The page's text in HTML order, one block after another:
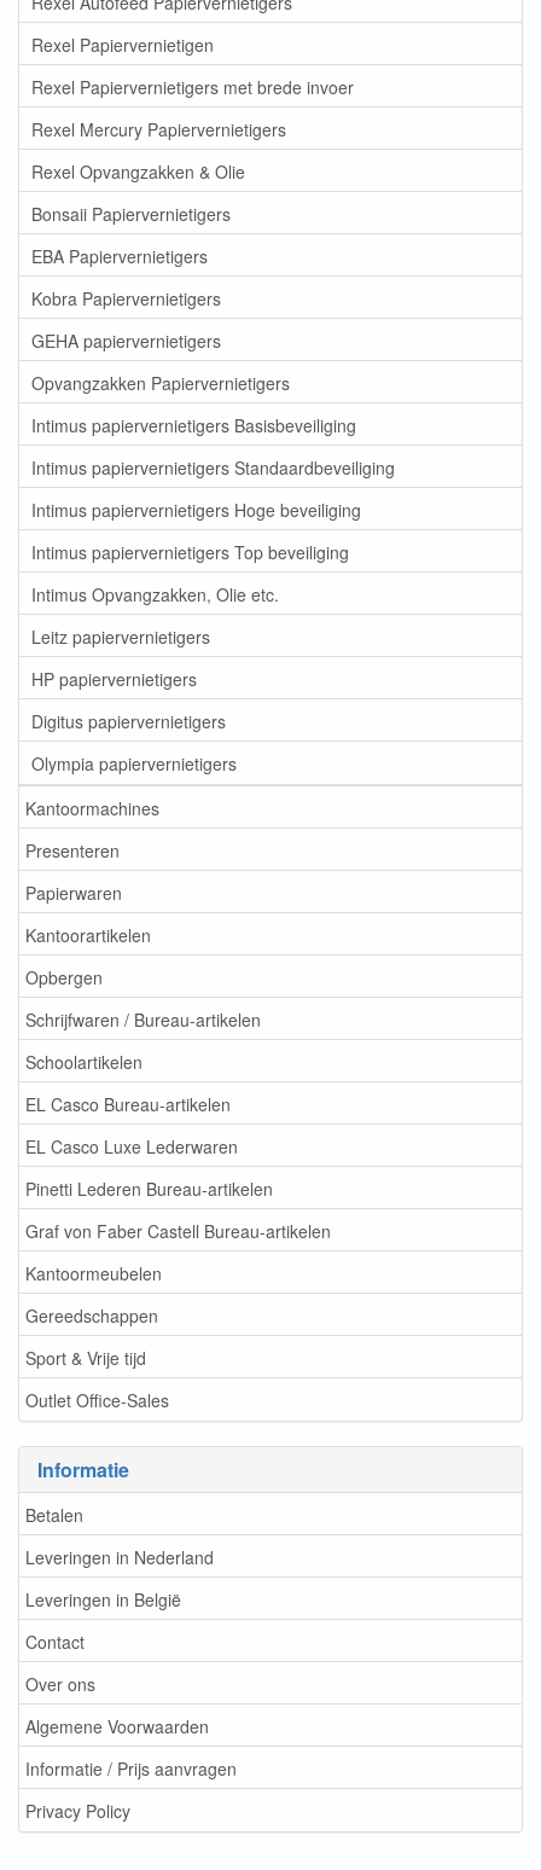
Rexel Papiervernietigen
Rexel Papiervernietigers met brede invoer
Rexel Mercury Papiervernietigers
Rexel Opvangzakken & Olie
Bonsaii Papiervernietigers
EBA Papiervernietigers
Kobra Papiervernietigers
GEHA papiervernietigers
Opvangzakken Papiervernietigers
Intimus papiervernietigers Basisbeveiliging
Intimus papiervernietigers Standaardbeveiliging
Intimus papiervernietigers Hoge beveiliging
Intimus papiervernietigers Top beveiliging
Intimus Opvangzakken, Olie etc.
Leitz papiervernietigers
HP papiervernietigers
Digitus papiervernietigers
Olympia papiervernietigers
Kantoormachines
Presenteren
Papierwaren
Kantoorartikelen
Opbergen
Schrijfwaren / Bureau-artikelen
Schoolartikelen
EL Casco Bureau-artikelen
EL Casco Luxe Lederwaren
Pinetti Lederen Bureau-artikelen
Graf von Faber Castell Bureau-artikelen
Kantoormeubelen
Gereedschappen
Sport & Vrije tijd
Outlet Office-Sales
Informatie
Betalen
Leveringen in Nederland
Leveringen in België
Contact
Over ons
Algemene Voorwaarden
Informatie / Prijs aanvragen
Privacy Policy